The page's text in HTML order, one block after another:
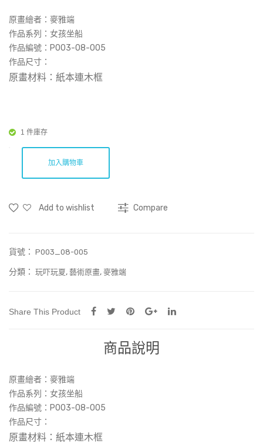
原畫繪者： 麥雅端
作品系列：‎‎女孩坐船
作品編號：‎‎P003-08-005
作品尺寸：
原畫材料：紙本連木框
1 件庫存
加入購物車
Add to wishlist Compare
貨號： P003_08-005
分類： 玩吓玩夏, 藝術原畫, 麥雅端
Share This Product
商品說明
原畫繪者： 麥雅端
作品系列：‎‎女孩坐船
作品編號：‎‎P003-08-005
作品尺寸：
原畫材料：紙本連木框